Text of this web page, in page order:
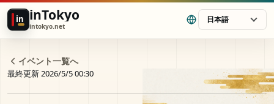
in inTokyo
intokyo.net
日本語
イベント一覧へ
最終更新 2026/5/5 00:30